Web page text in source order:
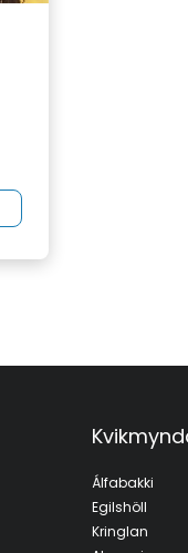
Álfabakki
Egilshöll
Kringlan